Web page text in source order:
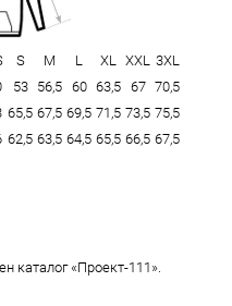
S M L XL XXL 3XL
53 56,5 60 63,5 67 70,5
65,5 67,5 69,5 71,5 73,5 75,5
62,5 63,5 64,5 65,5 66,5 67,5
каталог «Проект-111».